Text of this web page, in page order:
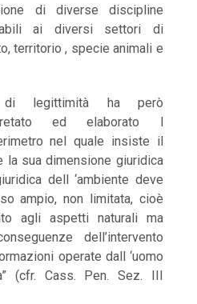
di diverse discipline
ai diversi settori di
territorio , specie animali e
di legittimità ha però
ed elaborato l
nel quale insiste il
la sua dimensione giuridica
dell ‘ambiente deve
ampio, non limitata, cioè
agli aspetti naturali ma
dell’intervento
operate dall ‘uomo
(cfr. Cass. Pen. Sez. III